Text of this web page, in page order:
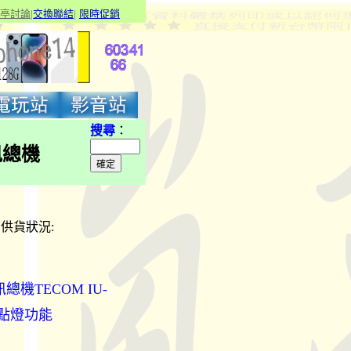
討論|交換聯結| 限時促銷
機
搜尋 ：
貨狀況:
總機TECOM IU-
燈功能